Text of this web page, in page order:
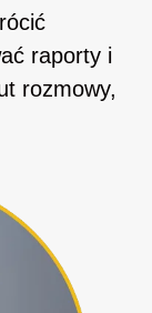
raporty i
rozmowy,